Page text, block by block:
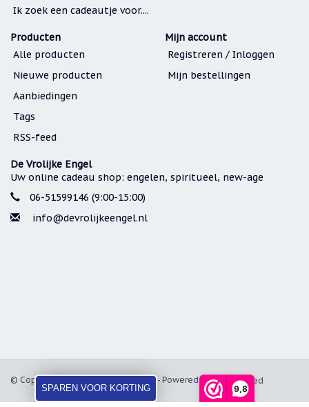
9,8
Ik zoek een cadeautje voor....
Producten
Alle producten
Nieuwe producten
Aanbiedingen
Tags
RSS-feed
Mijn account
Registreren / Inloggen
Mijn bestellingen
De Vrolijke Engel
Uw online cadeau shop: engelen, spiritueel, new-age
06-51599146 (9:00-15:00)
info@devrolijkeengel.nl
© Copyright 2026 De Vrolijke Engel - Powered by Lightspeed
SPAREN VOOR KORTING